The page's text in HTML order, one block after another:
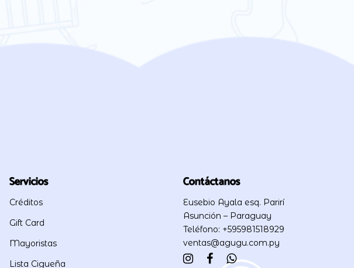
Servicios
Créditos
Gift Card
Mayoristas
Lista Cigueña
Contáctanos
Eusebio Ayala esq. Parirí
Asunción – Paraguay
Teléfono: +595981518929
ventas@agugu.com.py